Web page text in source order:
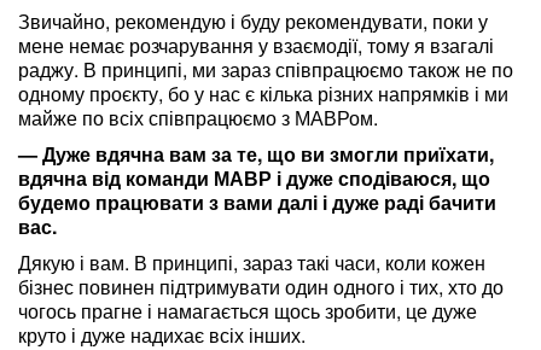
Звичайно, рекомендую і буду рекомендувати, поки у
мене немає розчарування у взаємодії, тому я взагалі
раджу. В принципі, ми зараз співпрацюємо також не по
одному проєкту, бо у нас є кілька різних напрямків і ми
майже по всіх співпрацюємо з МАВРом.
— Дуже вдячна вам за те, що ви змогли приїхати,
вдячна від команди МАВР і дуже сподіваюся, що
будемо працювати з вами далі і дуже раді бачити
вас.
Дякую і вам. В принципі, зараз такі часи, коли кожен
бізнес повинен підтримувати один одного і тих, хто до
чогось прагне і намагається щось зробити, це дуже
круто і дуже надихає всіх інших.